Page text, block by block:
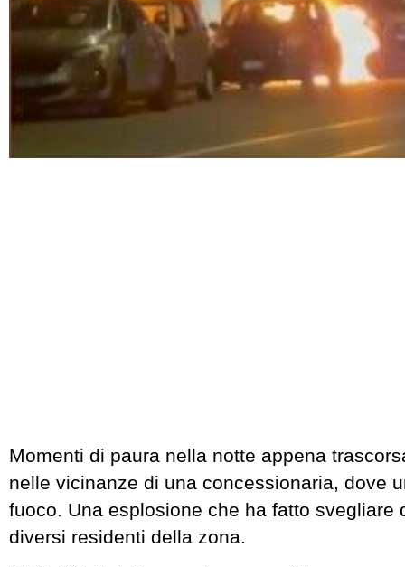
Momenti di paura nella notte appena
nelle vicinanze di una concessionaria, dove
fuoco. Una esplosione che ha fatto svegliare
diversi residenti della zona.